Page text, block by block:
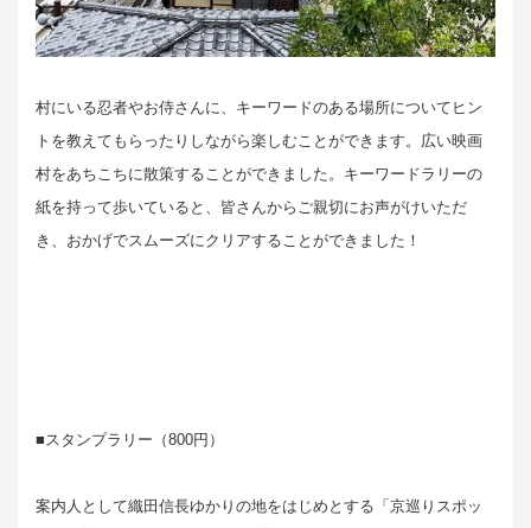
村にいる忍者やお侍さんに、キーワードのある場所についてヒン
トを教えてもらったりしながら楽しむことができます。広い映画
村をあちこちに散策することができました。キーワードラリーの
紙を持って歩いていると、皆さんからご親切にお声がけいただ
き、おかげでスムーズにクリアすることができました！
■スタンプラリー（800円）
案内人として織田信長ゆかりの地をはじめとする「京巡りスポッ